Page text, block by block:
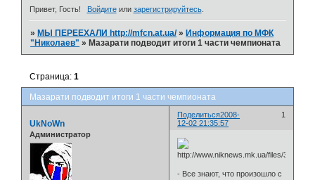
Привет, Гость! Войдитеили зарегистрируйтесь.
»МЫ ПЕРЕЕХАЛИ http://mfcn.at.ua/ »Информация по МФК
"Николаев" »Мазарати подводит итоги 1 части чемпионата
Мазарати подводит итоги 1 части чемпионата
Страница:1
Поделиться 1
2008-
12-02 21:35:57
UkNoWn
Администратор
- Все знают, что произошло с